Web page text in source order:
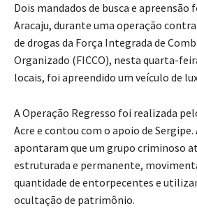
Dois mandados de busca e
Aracaju, durante uma operação
de drogas da Força Integrada de
Organizado (FICCO), nesta quarta-
locais, foi apreendido um veículo de
A Operação Regresso foi realizada
Acre e contou com o apoio de
apontaram que um grupo criminoso
estruturada e permanente,
quantidade de entorpecentes e
ocultação de patrimônio.